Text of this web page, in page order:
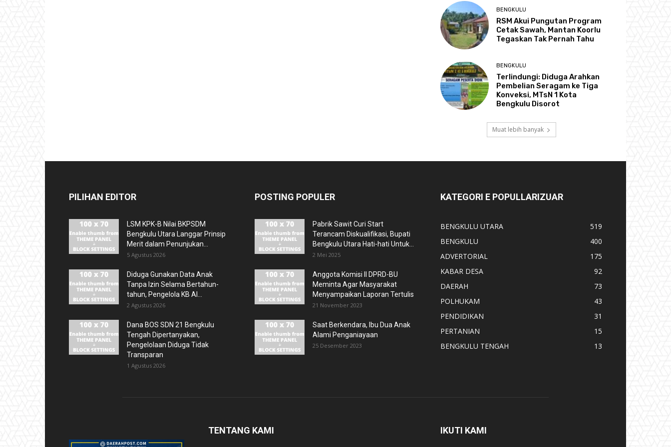
BENGKULU
RSM Akui Pungutan Program
Cetak Sawah, Mantan Koorlu
Tegaskan Tak Pernah Tahu
BENGKULU
Terlindungi: Diduga Arahkan
Pembelian Seragam ke Tiga
Konveksi, MTsN 1 Kota
Bengkulu Disorot
Muat lebih banyak
PILIHAN EDITOR
LSM KPK-B Nilai BKPSDM
Bengkulu Utara Langgar Prinsip
Merit dalam Penunjukan...
5 Agustus 2026
Diduga Gunakan Data Anak
Tanpa Izin Selama Bertahun-
tahun, Pengelola KB Al...
2 Agustus 2026
Dana BOS SDN 21 Bengkulu
Tengah Dipertanyakan,
Pengelolaan Diduga Tidak
Transparan
1 Agustus 2026
POSTING POPULER
Pabrik Sawit Curi Start
Terancam Diskualifikasi, Bupati
Bengkulu Utara Hati-hati Untuk...
2 Mei 2025
Anggota Komisi II DPRD-BU
Meminta Agar Masyarakat
Menyampaikan Laporan Tertulis
21 November 2023
Saat Berkendara, Ibu Dua Anak
Alami Penganiayaan
25 Desember 2023
KATEGORI E POPULLARIZUAR
BENGKULU UTARA
519
BENGKULU
400
ADVERTORIAL
175
KABAR DESA
92
DAERAH
73
POLHUKAM
43
PENDIDIKAN
31
PERTANIAN
15
BENGKULU TENGAH
13
TENTANG KAMI IKUTI KAMI